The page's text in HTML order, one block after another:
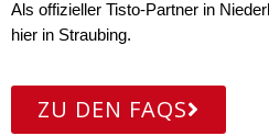
Als offizieller Tisto‑Partner in
hier in Straubing.
ZU DEN FAQS